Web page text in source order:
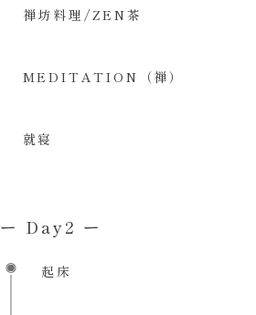
禅坊料理/ZEN茶
MEDITATION（禅）
就寝
ー Day2 ー
起床